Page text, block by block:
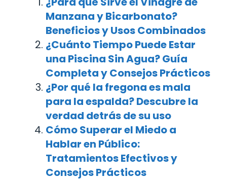
Manzana y Bicarbonato?
Beneficios y Usos Combinados
¿Cuánto Tiempo Puede Estar
una Piscina Sin Agua? Guía
Completa y Consejos Prácticos
¿Por qué la fregona es mala
para la espalda? Descubre la
verdad detrás de su uso
Cómo Superar el Miedo a
Hablar en Público:
Tratamientos Efectivos y
Consejos Prácticos